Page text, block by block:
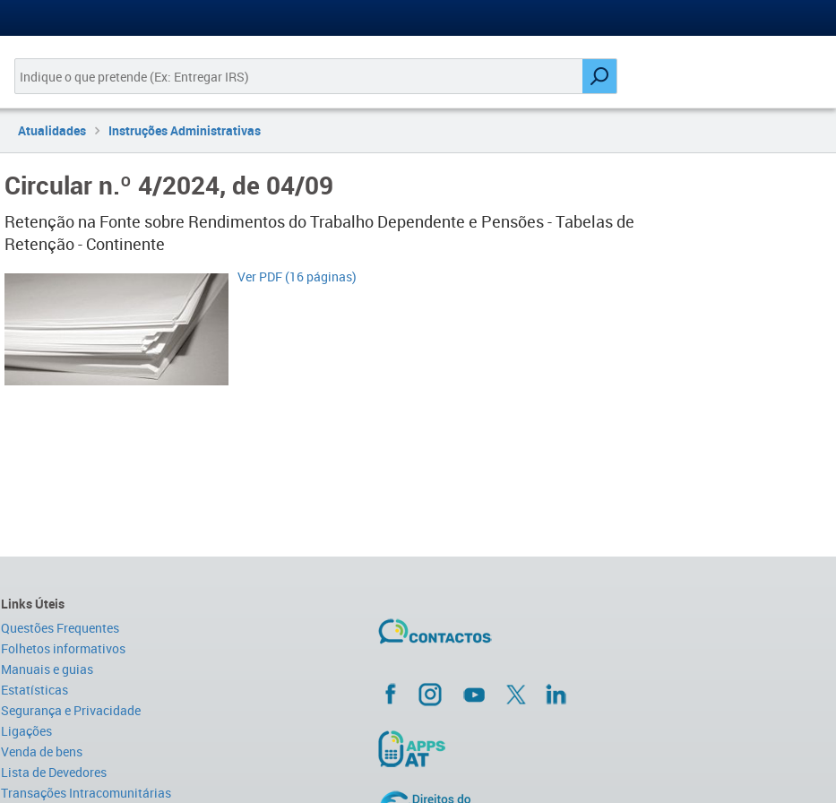
Atualidades Instruções Administrativas
Circular n.º 4/2024, de 04/09
Retenção na Fonte sobre Rendimentos do Trabalho Dependente e Pensões - Tabelas de
Retenção - Continente
​Ver PDF (16 páginas)​
Links Úteis
Questões Frequentes
Folhetos informativos
Manuais e guias
Estatísticas
Segurança e Privacidade
Ligações
Venda de bens
Lista de Devedores
Transações Intracomunitárias